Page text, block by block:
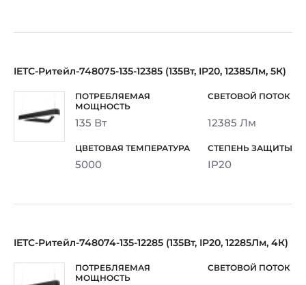
IETC-Ритейл-748075-135-12385 (135Вт, IP20, 12385Лм, 5К)
135 Вт 12385 Лм
5000 IP20
IETC-Ритейл-748074-135-12285 (135Вт, IP20, 12285Лм, 4К)